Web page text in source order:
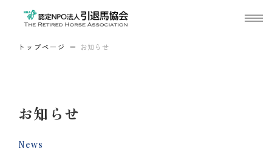
トップページ お知らせ
お知らせ
News